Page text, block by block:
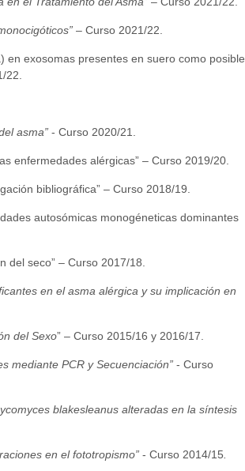
– Curso 2021/22.
en exosomas presentes en suero como posible
22.
asma” - Curso 2020/21.
enfermedades alérgicas” – Curso 2019/20.
bibliográfica” – Curso 2018/19.
autosómicas monogéneticas dominantes
del seco” – Curso 2017/18.
en el asma alérgica y su implicación en
del Sexo” – Curso 2015/16 y 2016/17.
mediante PCR y Secuenciación” - Curso
blakesleanus alteradas en la síntesis
en el fototropismo” - Curso 2014/15